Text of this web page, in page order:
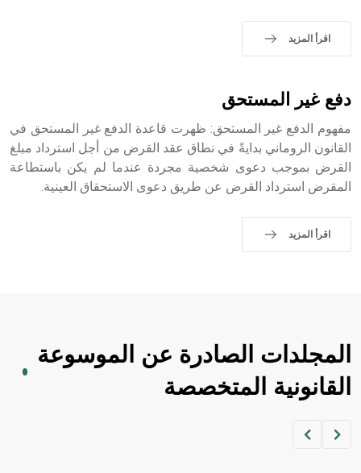
sign تكتب منفصلة غير متصلة، وتعتمد المبدأ الأكوروفوني،
حيث تقتصر القيمة الصوتية للعلامة الك
اقرأ المزيد
دفع غير المستحق
مفهوم الدفع غير المستحق: ظهرت قاعدة الدفع غير المستحق في
القانون الروماني بدايةً في نطاق عقد القرض من أجل استرداد مبلغ
القرض بموجب دعوى شخصية مجردة عندما لم يكن باستطاعة
المقرض استرداد القرض عن طريق دعوى الاستحقاق العينية.
اقرأ المزيد
المجلدات الصادرة عن الموسوعة
القانونية المتخصصة